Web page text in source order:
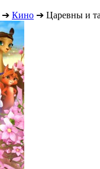
➔ Кино ➔ Царевны и